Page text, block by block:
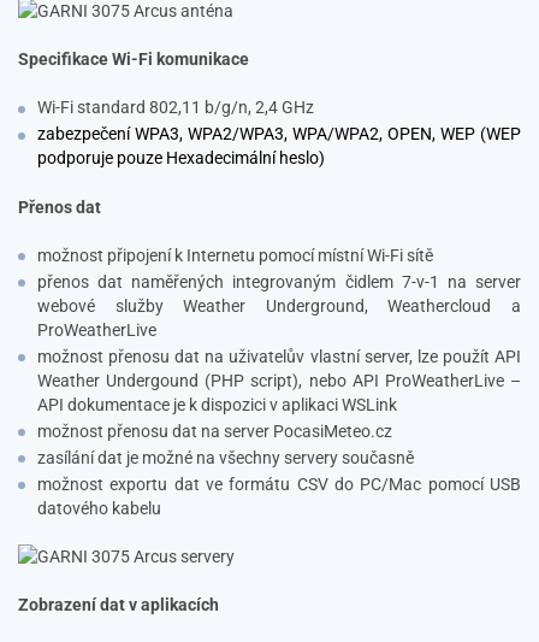
Specifikace Wi-Fi komunikace
Wi-Fi standard 802,11 b/g/n, 2,4 GHz
zabezpečení WPA3, WPA2/WPA3, WPA/WPA2, OPEN, WEP (WEP
podporuje pouze Hexadecimální heslo)
Přenos dat
možnost připojení k Internetu pomocí místní Wi-Fi sítě
přenos dat naměřených integrovaným čidlem 7-v-1 na server
webové služby Weather Underground, Weathercloud a
ProWeatherLive
možnost přenosu dat na uživatelův vlastní server, lze použít API
Weather Undergound (PHP script), nebo API ProWeatherLive –
API dokumentace je k dispozici v aplikaci WSLink
možnost přenosu dat na server PocasiMeteo.cz
zasílání dat je možné na všechny servery současně
možnost exportu dat ve formátu CSV do PC/Mac pomocí USB
datového kabelu
Zobrazení dat v aplikacích